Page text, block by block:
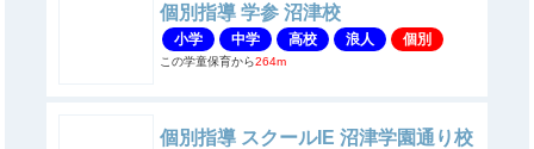
個別指導 学参 沼津校
小学 中学 高校 浪人 個別
この学童保育から264m
個別指導 スクールIE 沼津学園通り校